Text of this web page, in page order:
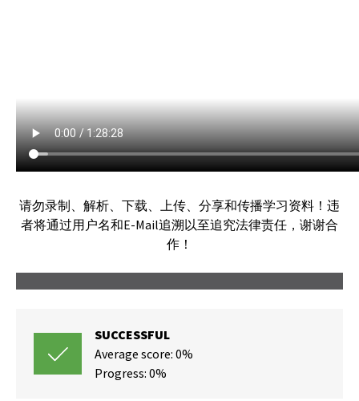
请勿录制、解析、下载、上传、分享和传播学习资料！违
者将通过用户名和E-Mail追溯以至追究法律责任，谢谢合
作！
SUCCESSFUL
Average score: 0%
Progress: 0%